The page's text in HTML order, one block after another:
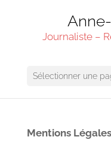
Journaliste –
Sélectionner une
Mentions Légales